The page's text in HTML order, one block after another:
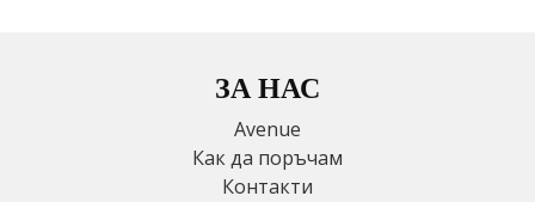
ЗА НАС
Avenue
Как да поръчам
Контакти